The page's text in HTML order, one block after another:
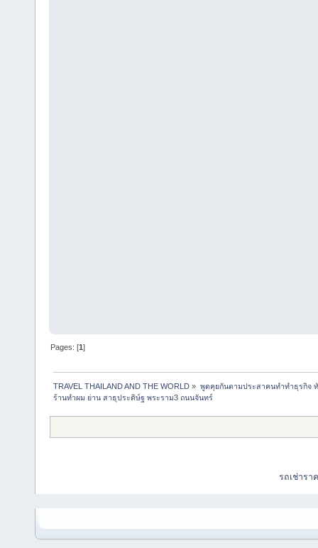
Pages: [1]
TRAVEL THAILAND AND THE WORLD » พูดคุยกันตามประสาคนทำทำธุรกิจ ทั
ร้านทำผม ย่าน สาธุประดิษ์ฐ พระราม3 ถนนจันทร์
รถเช่าร